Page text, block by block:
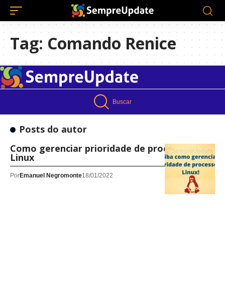
Tag: Comando Renice
Buscar
Posts do autor
Como gerenciar prioridade de processos no
Linux
PorEmanuel Negromonte18/01/2022